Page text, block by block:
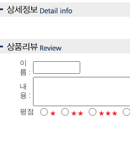
이
름 :
내
용 :
평점
★ ★★ ★★★